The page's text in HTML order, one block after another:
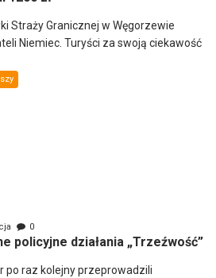
Straży Granicznej w Węgorzewie
Niemiec. Turyści za swoją ciekawość
0
policyjne działania „Trzeźwość”
po raz kolejny przeprowadzili